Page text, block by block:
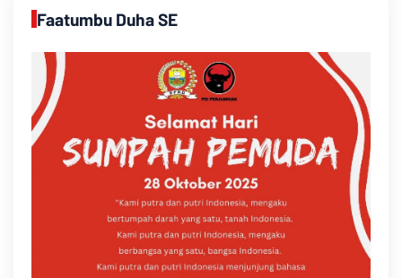
Faatumbu Duha SE